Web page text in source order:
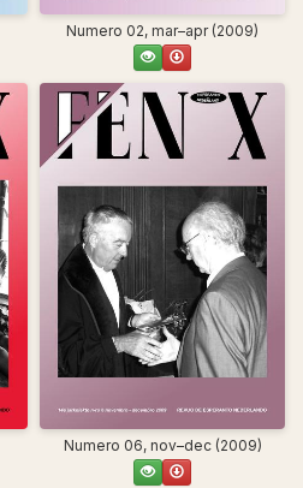
Numero 02, mar–apr (2009)
Numero 06, nov–dec (2009)